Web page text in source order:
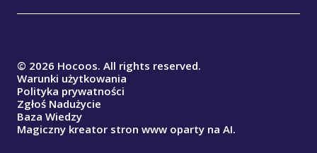
© 2026 Hocoos. All rights reserved.
Warunki użytkowania
Polityka prywatności
Zgłoś Nadużycie
Baza Wiedzy
Magiczny kreator stron www oparty na AI.